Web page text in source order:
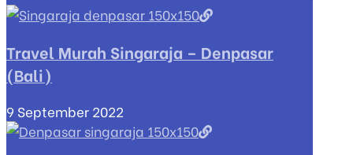
Travel Murah Singaraja – Denpasar
(Bali)
9 September 2022